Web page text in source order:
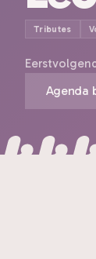
Tributes
Agenda